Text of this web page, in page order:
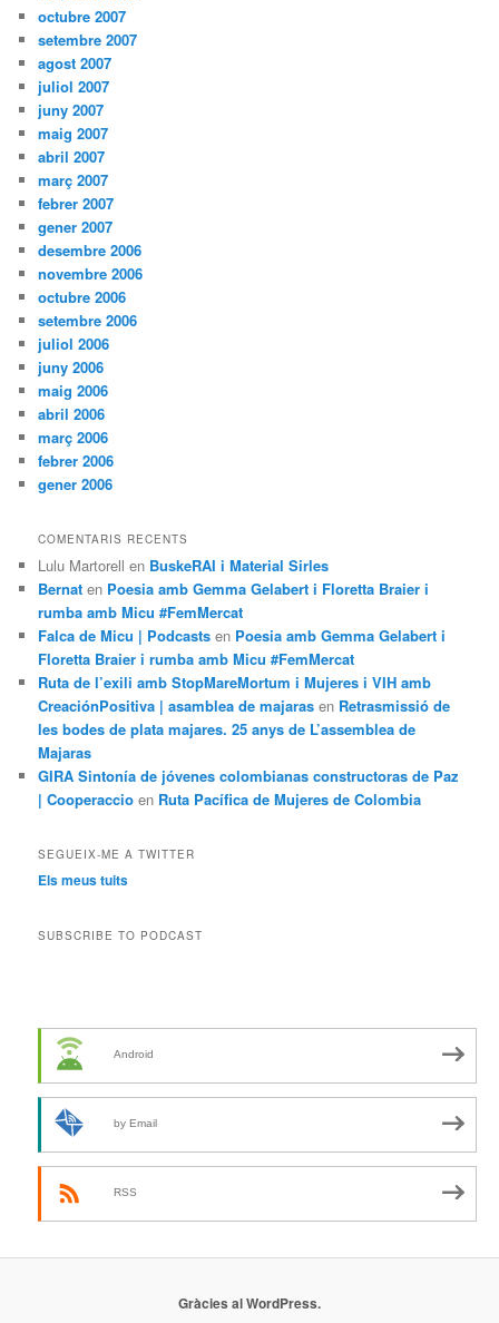
octubre 2007
setembre 2007
agost 2007
juliol 2007
juny 2007
maig 2007
abril 2007
març 2007
febrer 2007
gener 2007
desembre 2006
novembre 2006
octubre 2006
setembre 2006
juliol 2006
juny 2006
maig 2006
abril 2006
març 2006
febrer 2006
gener 2006
COMENTARIS RECENTS
Lulu Martorell en BuskeRAI i Material Sirles
Bernat en Poesia amb Gemma Gelabert i Floretta Braier i
rumba amb Micu #FemMercat
Falca de Micu | Podcasts en Poesia amb Gemma Gelabert i
Floretta Braier i rumba amb Micu #FemMercat
Ruta de l’exili amb StopMareMortum i Mujeres i VIH amb
CreaciónPositiva | asamblea de majaras en Retrasmissió de
les bodes de plata majares. 25 anys de L’assemblea de
Majaras
GIRA Sintonía de jóvenes colombianas constructoras de Paz
| Cooperaccio en Ruta Pacífica de Mujeres de Colombia
SEGUEIX-ME A TWITTER
Els meus tuits
SUBSCRIBE TO PODCAST
Android
by Email
RSS
Gràcies al WordPress.